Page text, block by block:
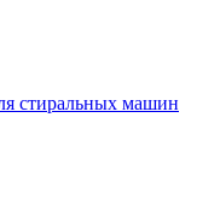
стиральных машин